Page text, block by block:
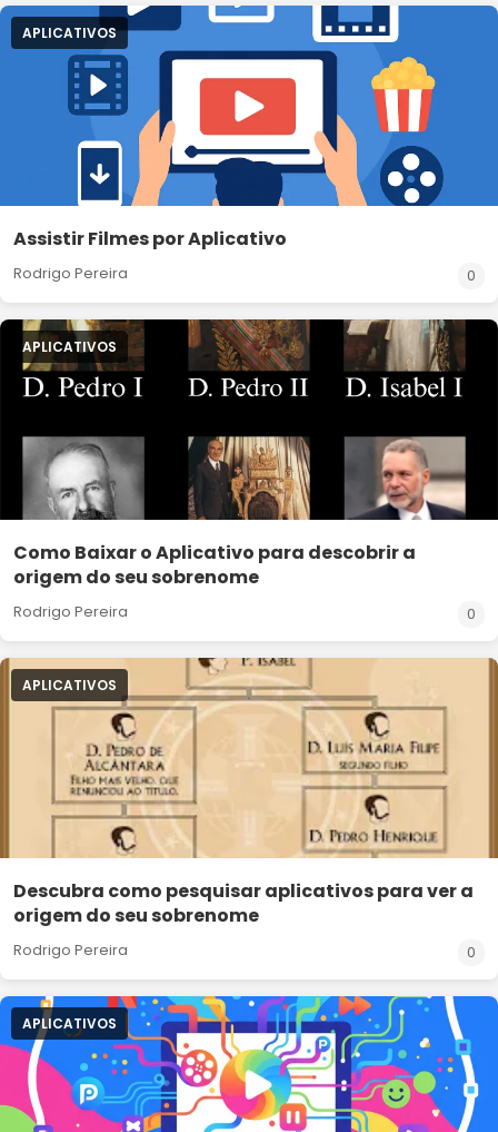
APLICATIVOS
Assistir Filmes por Aplicativo
Rodrigo Pereira 0
APLICATIVOS
Como Baixar o Aplicativo para descobrir a
origem do seu sobrenome
Rodrigo Pereira 0
APLICATIVOS
Descubra como pesquisar aplicativos para ver a
origem do seu sobrenome
Rodrigo Pereira 0
APLICATIVOS